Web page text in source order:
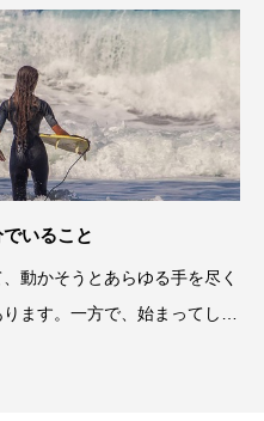
いること
動かそうとあらゆる手を尽く
ます。一方で、始まってしま